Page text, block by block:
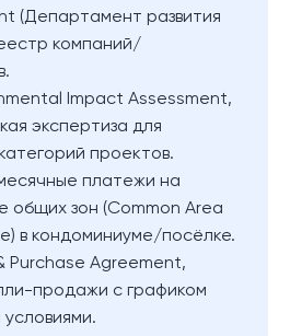
(Департамент развития
компаний/
Impact Assessment,
экспертиза для
проектов.
платежи на
общих зон (Common Area
в кондоминиуме/посёлке.
Purchase Agreement,
продажи с графиком